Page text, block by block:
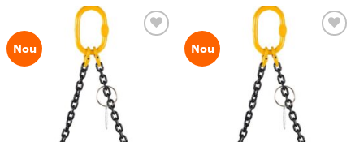
Nou Nou